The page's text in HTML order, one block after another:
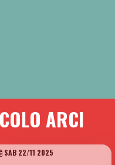
ARCI
SAB 22/11 2025